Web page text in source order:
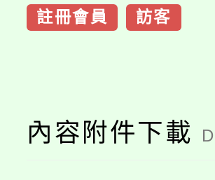
註冊會員 訪客
內容附件下載